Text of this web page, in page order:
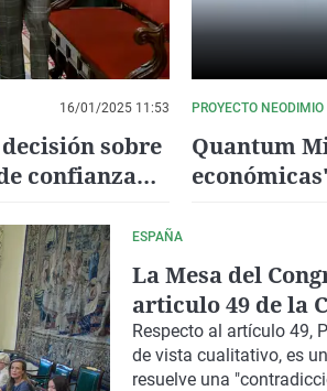
16/01/2025 11:53
sobre
confianza
PROYECTO NEODIMIO
Quantum
ESPAÑA
La Mesa del
articulo 49 de la
término
Respecto al artículo 49,
de vista cualitativo, es
resuelve una